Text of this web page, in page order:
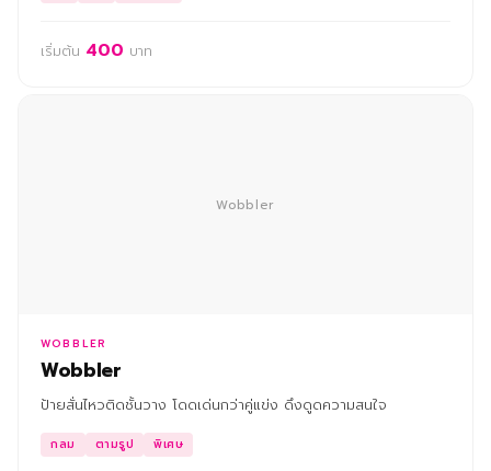
เริ่มต้น 400 บาท
Wobbler
WOBBLER
Wobbler
ป้ายสั่นไหวติดชั้นวาง โดดเด่นกว่าคู่แข่ง ดึงดูดความสนใจ
กลม ตามรูป พิเศษ